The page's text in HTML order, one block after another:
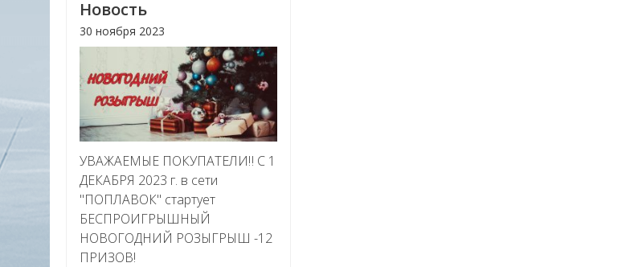
Новость
30 ноября 2023
УВАЖАЕМЫЕ ПОКУПАТЕЛИ‼ С 1
ДЕКАБРЯ 2023 г. в сети
"ПОПЛАВОК" стартует
БЕСПРОИГРЫШНЫЙ
НОВОГОДНИЙ РОЗЫГРЫШ -12
ПРИЗОВ!